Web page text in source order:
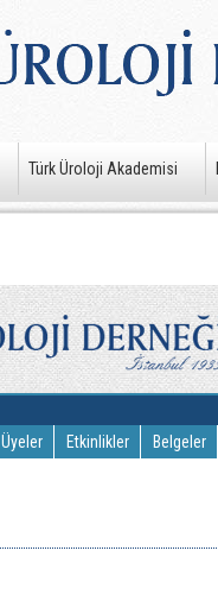
Türk Üroloji Akademisi
Üyeler Etkinlikler Belgeler